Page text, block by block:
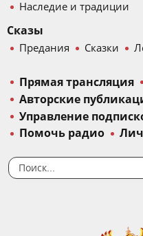
Наследие и традиции
Сказы
Предания Сказки
Прямая трансляция
Авторские
Управление
Помочь радио